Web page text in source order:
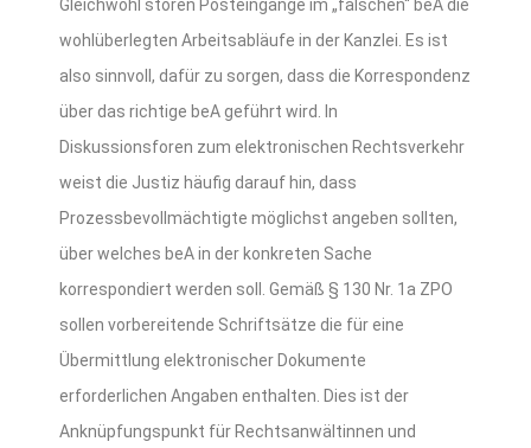
Gleichwohl stören Posteingänge im „falschen“ beA die
wohlüberlegten Arbeitsabläufe in der Kanzlei. Es ist
also sinnvoll, dafür zu sorgen, dass die Korrespondenz
über das richtige beA geführt wird. In
Diskussionsforen zum elektronischen Rechtsverkehr
weist die Justiz häufig darauf hin, dass
Prozessbevollmächtigte möglichst angeben sollten,
über welches beA in der konkreten Sache
korrespondiert werden soll. Gemäß § 130 Nr. 1a ZPO
sollen vorbereitende Schriftsätze die für eine
Übermittlung elektronischer Dokumente
erforderlichen Angaben enthalten. Dies ist der
Anknüpfungspunkt für Rechtsanwältinnen und